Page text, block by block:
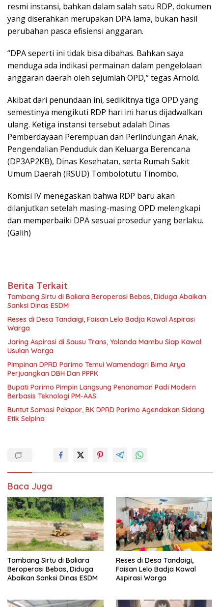
resmi instansi, bahkan dalam salah satu RDP, dokumen
yang diserahkan merupakan DPA lama, bukan hasil
perubahan pasca efisiensi anggaran.
“DPA seperti ini tidak bisa dibahas. Bahkan saya
menduga ada indikasi permainan dalam pengelolaan
anggaran daerah oleh sejumlah OPD,” tegas Arnold.
Akibat dari penundaan ini, sedikitnya tiga OPD yang
semestinya mengikuti RDP hari ini harus dijadwalkan
ulang. Ketiga instansi tersebut adalah Dinas
Pemberdayaan Perempuan dan Perlindungan Anak,
Pengendalian Penduduk dan Keluarga Berencana
(DP3AP2KB), Dinas Kesehatan, serta Rumah Sakit
Umum Daerah (RSUD) Tombolotutu Tinombo.
Komisi IV menegaskan bahwa RDP baru akan
dilanjutkan setelah masing-masing OPD melengkapi
dan memperbaiki DPA sesuai prosedur yang berlaku.
(Galih)
Berita Terkait
Tambang Sirtu di Baliara Beroperasi Bebas, Diduga Abaikan
Sanksi Dinas ESDM
Reses di Desa Tandaigi, Faisan Lelo Badja Kawal Aspirasi
Warga
Jaring Aspirasi di Sausu Trans, Yolanda Mambu Siap Kawal
Usulan Warga
Pimpinan DPRD Parimo Temui Wamendagri Bima Arya
Perjuangkan DBH Dan PPPK
Bupati Parimo Pimpin Langsung Penanaman Padi Modern
Berbasis Teknologi PM-AAS
Buntut Somasi Pelapor, BK DPRD Parimo Agendakan Sidang
Etik Selpina
Baca Juga
Tambang Sirtu di Baliara
Beroperasi Bebas, Diduga
Abaikan Sanksi Dinas ESDM
Reses di Desa Tandaigi,
Faisan Lelo Badja Kawal
Aspirasi Warga